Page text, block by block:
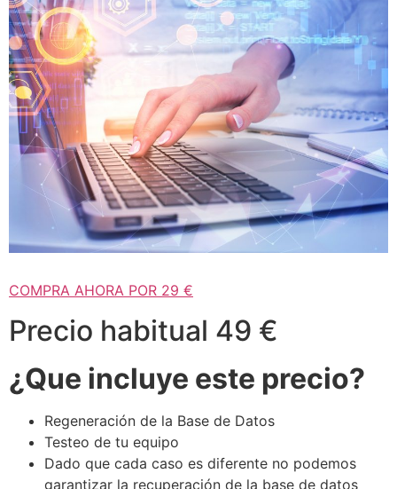
COMPRA AHORA POR 29 €
Precio habitual 49 €
¿Que incluye este precio?
Regeneración de la Base de Datos
Testeo de tu equipo
Dado que cada caso es diferente no podemos
garantizar la recuperación de la base de datos